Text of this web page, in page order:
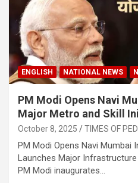
ENGLISH NATIONAL NEWS
PM Modi Opens Navi
Major Metro and Skill
October 8, 2025 TIMES OF
PM Modi Opens Navi Mumbai
Launches Major
PM Modi inaugurates…